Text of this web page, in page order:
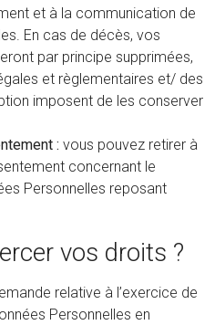
et à la communication de
En cas de décès, vos
par principe supprimées,
et règlementaires et/ des
imposent de les conserver
: vous pouvez retirer à
concernant le
Personnelles reposant
vos droits ?
relative à l’exercice de
Personnelles en